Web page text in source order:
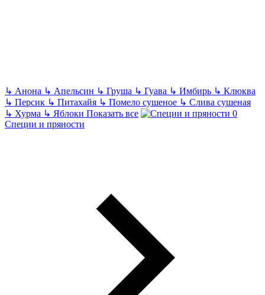
↳ Анона ↳ Апельсин ↳ Груша ↳ Гуава ↳ Имбирь ↳ Клюква
↳ Персик ↳ Питахайя ↳ Помело сушеное ↳ Слива сушеная
↳ Хурма ↳ Яблоки Показать все
Специи и пряности